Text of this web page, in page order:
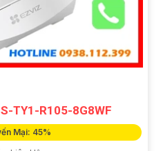
TY1-R105-8G8WF
Mại: 45%